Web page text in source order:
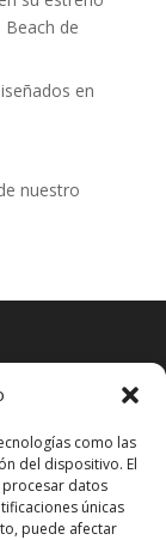
como las
del dispositivo. El
datos
únicas
puede afectar
de
en
nuestro